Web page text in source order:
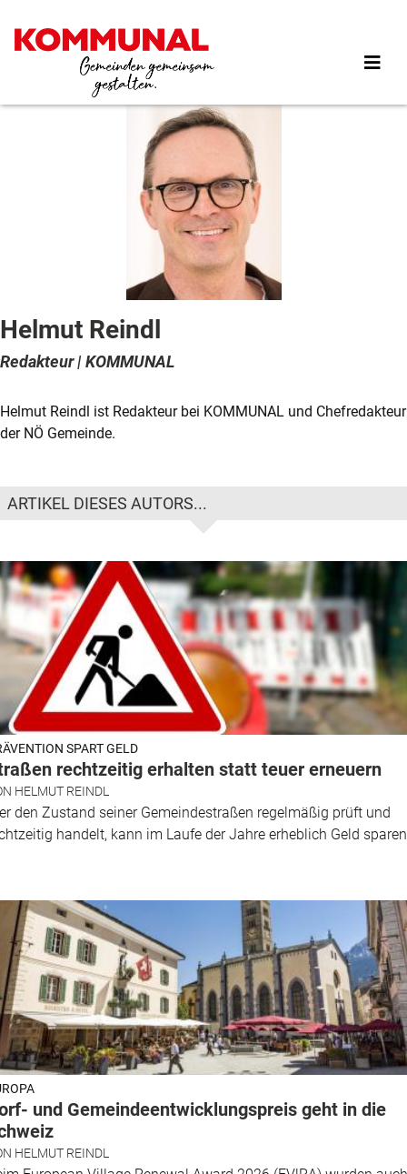
Inhalt
Helmut Reindl
Redakteur | KOMMUNAL
Helmut Reindl ist Redakteur bei KOMMUNAL und Chefredakteur
der NÖ Gemeinde.
ARTIKEL DIESES AUTORS...
SPART GELD
rechtzeitig erhalten statt teuer erneuern
HELMUT REINDL
den Zustand seiner Gemeindestraßen regelmäßig prüft und
handelt, kann im Laufe der Jahre erheblich Geld
und Gemeindeentwicklungspreis geht in die
HELMUT REINDL